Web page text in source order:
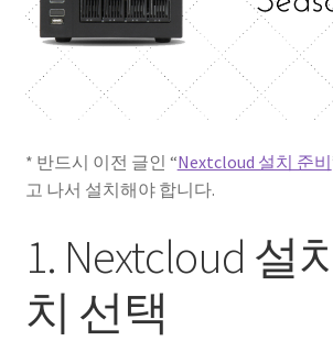
자작 NAS II
* 반드시 이전 글인 “Nextcloud 설치 준비
고 나서 설치해야 합니다.
1. Nextcloud 설
치 선택